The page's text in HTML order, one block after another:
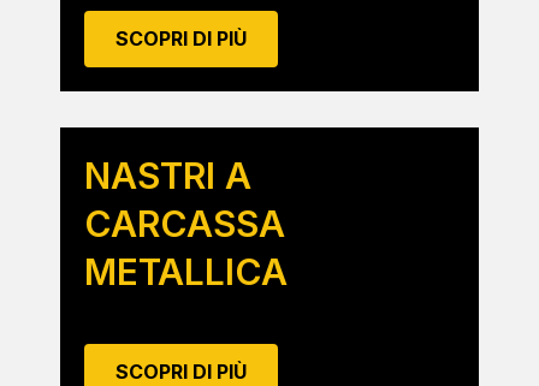
SCOPRI DI PIÙ
NASTRI A
CARCASSA
METALLICA
SCOPRI DI PIÙ